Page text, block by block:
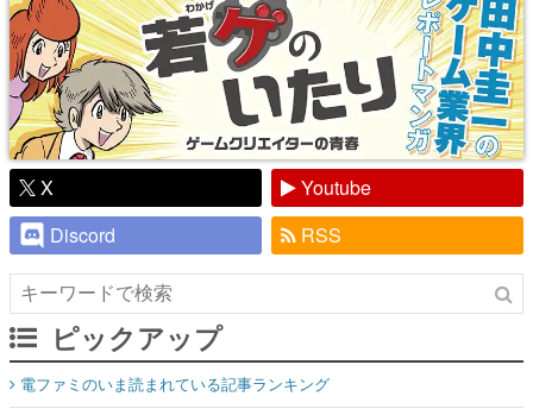
X
Youtube
Discord
RSS
ピックアップ
電ファミのいま読まれている記事ランキング